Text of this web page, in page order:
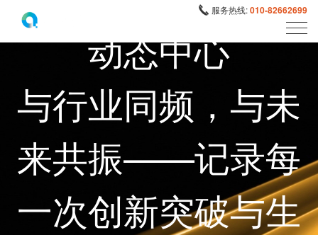
服务热线:010-82662699
动态中心
与行业同频，与未
来共振——记录每
一次创新突破与生